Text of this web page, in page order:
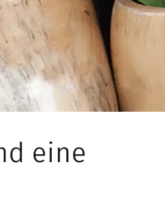
eine